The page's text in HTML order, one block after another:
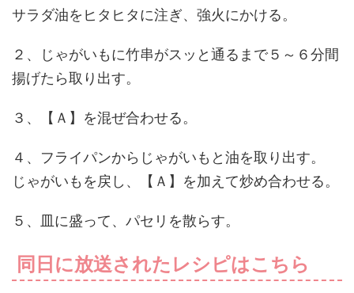
サラダ油をヒタヒタに注ぎ、強火にかける。
２、じゃがいもに竹串がスッと通るまで５～６分間
揚げたら取り出す。
３、【Ａ】を混ぜ合わせる。
４、フライパンからじゃがいもと油を取り出す。
じゃがいもを戻し、【Ａ】を加えて炒め合わせる。
５、皿に盛って、パセリを散らす。
同日に放送されたレシピはこちら